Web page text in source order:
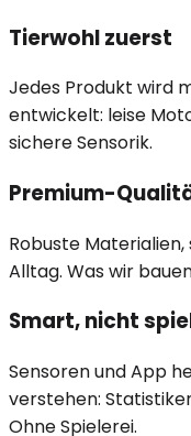
Tierwohl zuerst
Jedes Produkt wird
entwickelt: leise
sichere Sensorik.
Premium-
Robuste
Alltag. Was wir
Smart, nicht
Sensoren und App
verstehen:
Ohne Spielerei.